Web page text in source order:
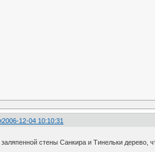
2006-12-04 10:10:31
стены Санкира и Тинельки дерево,